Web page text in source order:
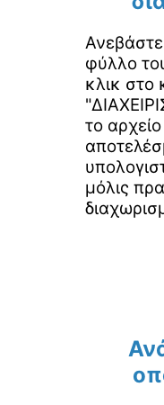
φύλλο
κλικ στο
το
μόλις